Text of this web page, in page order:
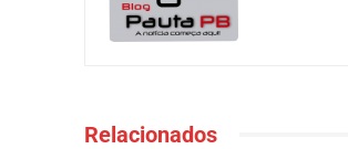
Relacionados